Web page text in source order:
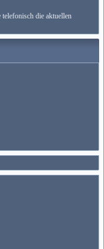
telefonisch die aktuellen